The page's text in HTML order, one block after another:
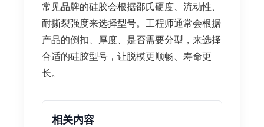
常见品牌的硅胶会根据邵氏硬度、流动性、
耐撕裂强度来选择型号。工程师通常会根据
产品的倒扣、厚度、是否需要分型，来选择
合适的硅胶型号，让脱模更顺畅、寿命更
长。
相关内容